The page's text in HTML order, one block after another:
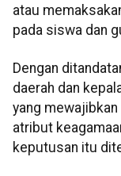
atau
pada siswa dan
Dengan
daerah dan
yang
atribut
keputusan itu